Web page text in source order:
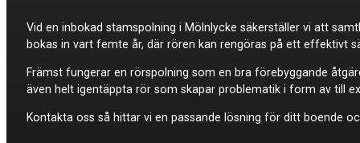
Vid en inbokad stamspolning i Mölnlycke säkerställer vi att
bokas in vart femte år, där rören kan rengöras på ett effektivt
Främst fungerar en rörspolning som en bra förebyggande
även helt igentäppta rör som skapar problematik i form av till
Kontakta oss så hittar vi en passande lösning för ditt boende